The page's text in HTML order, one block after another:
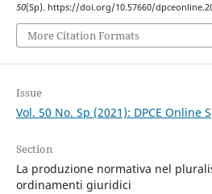
50(Sp). https://doi.org/10.57660/
More Citation Formats
Issue
Vol. 50 No. Sp (2021): DPCE Online
Section
La produzione normativa nel
ordinamenti giuridici